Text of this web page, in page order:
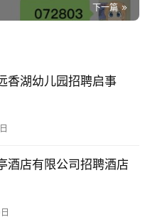
下一篇
香湖幼儿园招聘启事
酒店有限公司招聘酒店